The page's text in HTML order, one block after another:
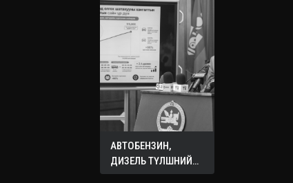
АВТОБЕНЗИН,
ДИЗЕЛЬ ТҮЛШНИЙ
ОНЦГОЙ АЛБАН